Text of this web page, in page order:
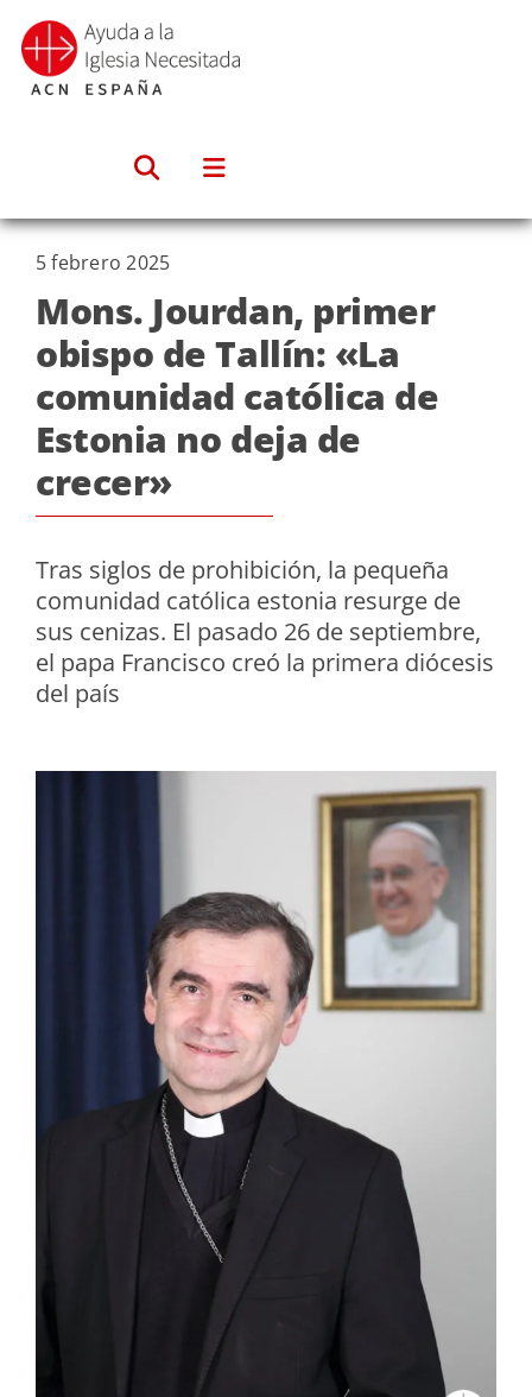
Saltar
contenido
5 febrero 2025
Mons. Jourdan, primer
obispo de Tallín: «La
comunidad católica de
Estonia no deja de
crecer»
Tras siglos de prohibición, la pequeña
comunidad católica estonia resurge de
sus cenizas. El pasado 26 de septiembre,
el papa Francisco creó la primera diócesis
del país